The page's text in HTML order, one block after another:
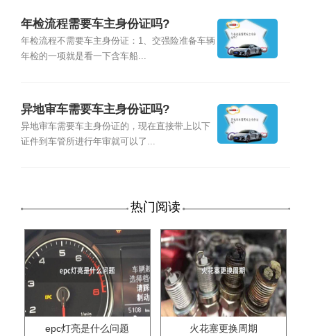
年检流程需要车主身份证吗?
年检流程不需要车主身份证：1、交强险准备车辆
年检的一项就是看一下含车船...
异地审车需要车主身份证吗?
异地审车需要车主身份证的，现在直接带上以下
证件到车管所进行年审就可以了...
热门阅读
epc灯亮是什么问题 火花塞更换周期